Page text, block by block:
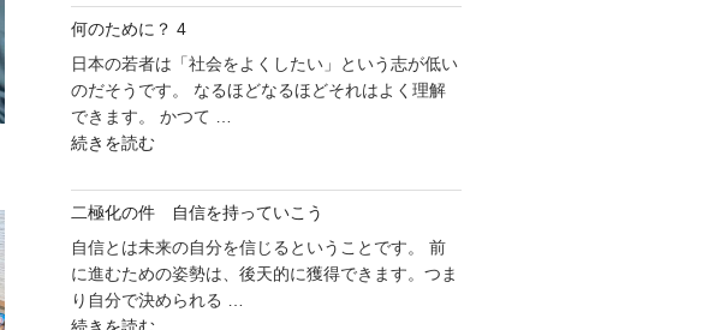
海
道
ツ
ー
リ
ン
出
発
前
日"
の
何のために？ 4
日本の若者は「社会をよくしたい」という志が低い
のだそうです。 なるほどなるほどそれはよく理解
できます。 かつて …
"何
た
め
に？
4"
の
続きを読む
二極化の件 自信を持っていこう
自信とは未来の自分を信じるということです。 前
に進むための姿勢は、後天的に獲得できます。つま
り自分で決められる …
"二